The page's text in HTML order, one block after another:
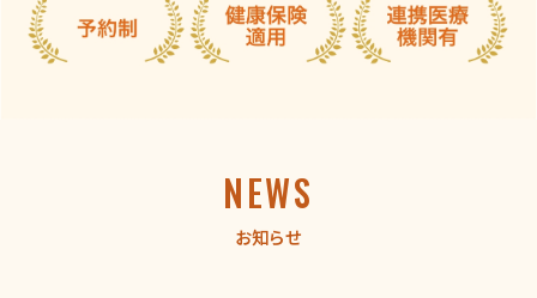
NEWS
お知らせ